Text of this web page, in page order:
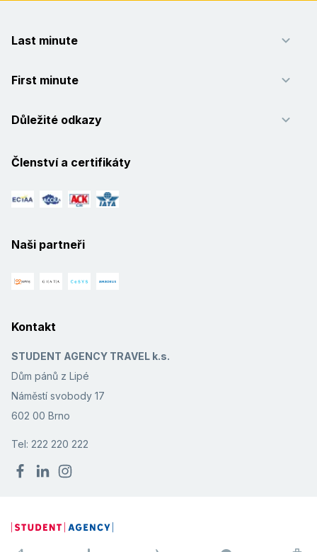
Last minute
First minute
Důležité odkazy
Členství a certifikáty
Naši partneři
Kontakt
STUDENT AGENCY TRAVEL k.s.
Dům pánů z Lipé
Náměstí svobody 17
602 00 Brno
Tel: 222 220 222